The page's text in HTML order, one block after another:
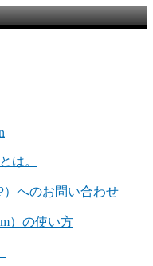
は。
）へのお問い合わせ
）の使い方